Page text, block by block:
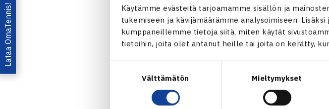
Käytämme evästeitä tarjoamamme sisällön ja
tukemiseen ja kävijämäärämme analysoimiseen.
kumppaneillemme tietoja siitä, miten käytät
tietoihin, joita olet antanut heille tai joita on kerätty,
Välttämätön Mieltymykset
Naisten 10.000$ ITF-turnaus
12.-20.5.2012 Båstad, Ruotsi
Nelinpeli
Båstadin ITF-turnaukset verkossa
Lataa OmaTennis!